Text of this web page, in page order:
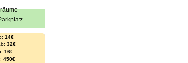
14€
32€
16€
450€